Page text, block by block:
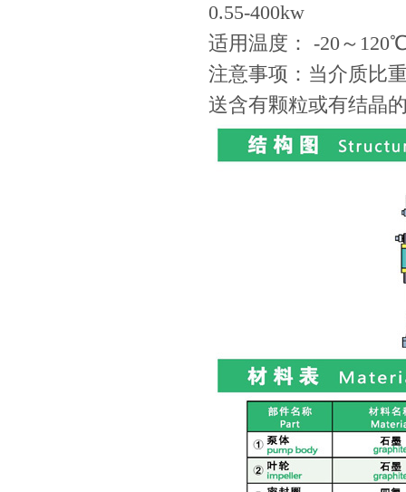
0.55-400kw
适用温度： -20～
注意事项：当介质比
送含有颗粒或有结晶